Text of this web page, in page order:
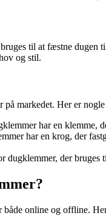
til at fæstne
og stil.
markedet. Her er
har en klemme,
har en krog, der
dugklemmer, der bruges
online og offline.